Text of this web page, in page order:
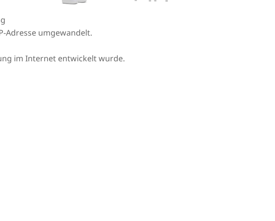
Adresse umgewandelt.
im Internet entwickelt wurde.